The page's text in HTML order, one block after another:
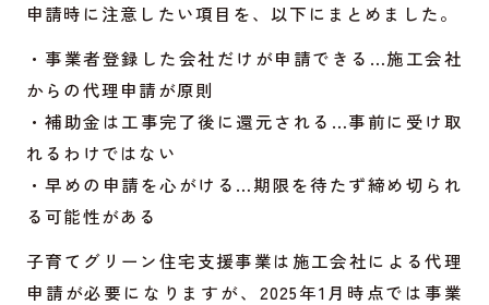
申請時に注意したい項目を、以下にまとめました。
・事業者登録した会社だけが申請できる…施工会社
からの代理申請が原則
・補助金は工事完了後に還元される…事前に受け取
れるわけではない
・早めの申請を心がける…期限を待たず締め切られ
る可能性がある
子育てグリーン住宅支援事業は施工会社による代理
申請が必要になりますが、2025年1月時点では事業